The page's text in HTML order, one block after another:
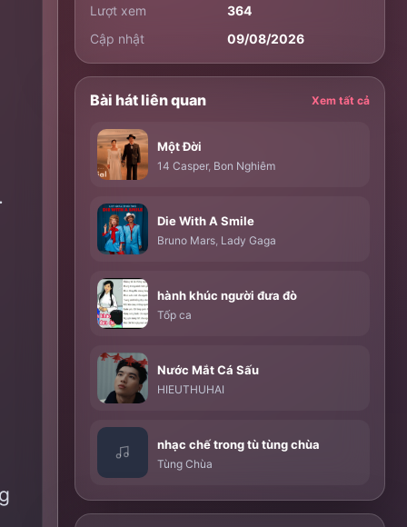
Lượt xem
364
Cập nhật
09/08/2026
Bài hát liên quan Xem tất cả
Một Đời
14 Casper, Bon Nghiêm
Die With A Smile
Bruno Mars, Lady Gaga
hành khúc người đưa đò
Tốp ca
Nước Mắt Cá Sấu
HIEUTHUHAI
nhạc chế trong tù tùng chùa
Tùng Chùa